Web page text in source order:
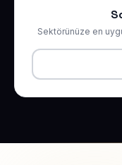
Sektörünüze en